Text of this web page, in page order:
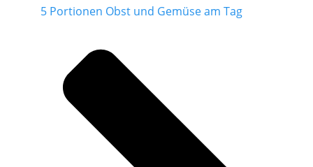
5 Portionen Obst und Gemüse am Tag